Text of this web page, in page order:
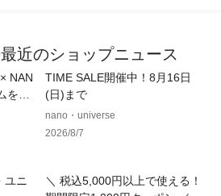
のチャコール、アイボリー、モカ
せて温かみのある素材感たっぷりの
近のショップニュース
NAN
ご
TIME SALE開催中！8月16日
(日)まで
nano・universe
2026/8/7
ユニ
＼ 税込5,000円以上で使える！